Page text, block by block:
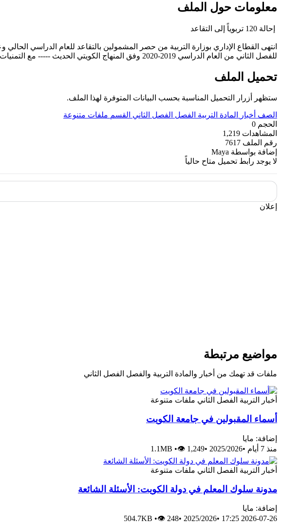
معلومات حول الملف
إحالة 120 تربوياً إلى التقاعد
انتهى القطاع الإداري بوزارة التربية من حصر المشمولين بالتقاعد للعام الدراسي الحالي وعددهم ما يقارب 120 تربويا منهم 85 كويتيا و35 وافدا أتموا السن
للفصل الثاني من العام الدراسي 2019-2020 وفق المنهاج الكويتي الحديث ----- مع التمنيات لجميع الطلبة بالنجاح والتفوق.
تحميل الملف
ستظهر أزرار التحميل المناسبة بحسب البيانات المتوفرة لهذا الملف.
الصف أخبار المادة التربية الفصل الفصل الثاني القسم ملفات متنوعة
الحجم 0
المشاهدات 1,219
رقم الملف 7617
إضافة بواسطة Maya
لا يوجد رابط تحميل متاح حالياً
إعلان
مواضيع مرتبطة
ملفات قد تهمك من أخبار والمادة التربية والفصل الفصل الثاني
أخبار التربية الفصل الثاني ملفات متنوعة
أسماء المقبولين في جامعة الكويت
إضافة: مايا
منذ 7 أيام
•
2025/2026
•
1.1MB •👁 1,249
أخبار التربية الفصل الثاني ملفات متنوعة
مدونة سلوك المعلم في دولة الكويت: الأسئلة الشائعة
إضافة: مايا
2026-07-26 17:25
•
2025/2026
•
504.7KB •👁 248